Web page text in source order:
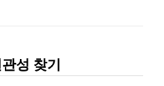
성 찾기